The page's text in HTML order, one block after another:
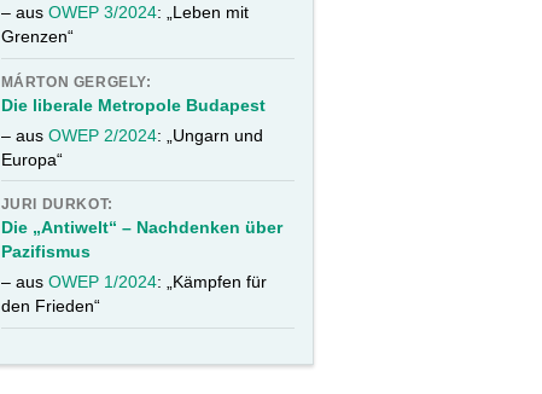
– aus OWEP 3/2024: „Leben mit
Grenzen“
MÁRTON GERGELY:
Die liberale Metropole Budapest
– aus OWEP 2/2024: „Ungarn und
Europa“
JURI DURKOT:
Die „Antiwelt“ – Nachdenken über
Pazifismus
– aus OWEP 1/2024: „Kämpfen für
den Frieden“